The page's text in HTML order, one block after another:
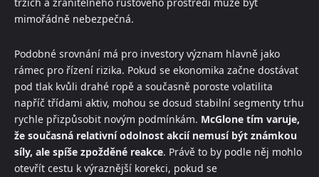
mimořádně nebezpečná.
Podobné srovnání má pro investory význam hlavně jako
rámec pro řízení rizika. Pokud se ekonomika začne dostávat
pod tlak kvůli drahé ropě a současně poroste volatilita
napříč třídami aktiv, mohou se dosud stabilní segmenty trhu
rychle přizpůsobit novým podmínkám. McGlone tím varuje,
že současná relativní odolnost akcií nemusí být známkou
síly, ale spíše zpožděné reakce. Právě to by podle něj mohlo
otevřít cestu k výraznější korekci, pokud se